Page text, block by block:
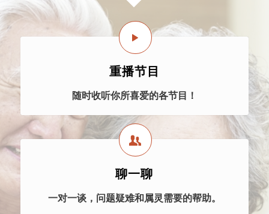
重播节目
随时收听你所喜爱的各节目！
聊一聊
一对一谈，问题疑难和属灵需要的帮助。